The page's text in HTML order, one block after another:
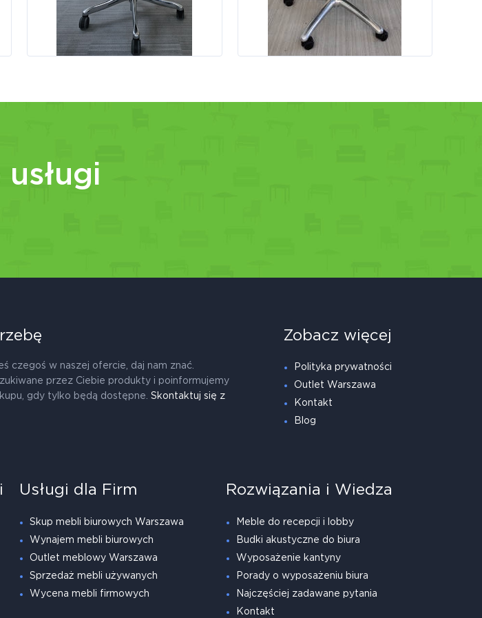
usługi
czegoś w naszej ofercie, daj nam znać.
przez Ciebie produkty i poinformujemy
gdy tylko będą dostępne. Skontaktuj się z
Zobacz więcej
Polityka prywatności
Outlet Warszawa
Kontakt
Blog
Usługi dla Firm
Skup mebli biurowych Warszawa
Wynajem mebli biurowych
Outlet meblowy Warszawa
Sprzedaż mebli używanych
Wycena mebli firmowych
Rozwiązania i Wiedza
Meble do recepcji i lobby
Budki akustyczne do biura
Wyposażenie kantyny
Porady o wyposażeniu biura
Najczęściej zadawane pytania
Kontakt